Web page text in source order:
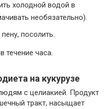
холодной водой в
необязательно).
посолить.
течение часа.
на кукурузе
с целиакией. Продукт
тракт, насыщает